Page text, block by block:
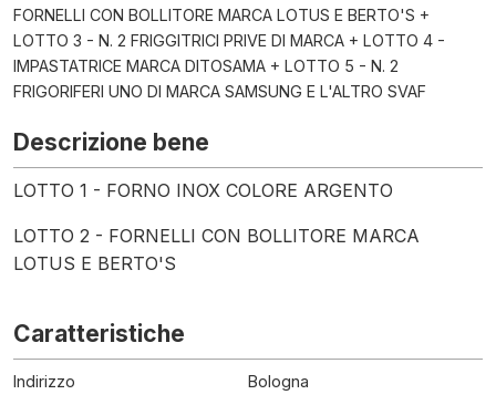
FORNELLI CON BOLLITORE MARCA LOTUS E BERTO'S +
LOTTO 3 - N. 2 FRIGGITRICI PRIVE DI MARCA + LOTTO 4 -
IMPASTATRICE MARCA DITOSAMA + LOTTO 5 - N. 2
FRIGORIFERI UNO DI MARCA SAMSUNG E L'ALTRO SVAF
Descrizione bene
LOTTO 1 - FORNO INOX COLORE ARGENTO
LOTTO 2 - FORNELLI CON BOLLITORE MARCA
LOTUS E BERTO'S
Caratteristiche
Indirizzo
Bologna